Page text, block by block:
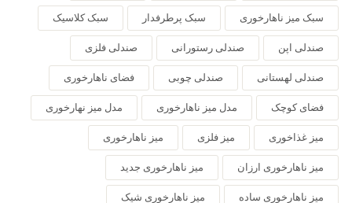
سبک میز ناهارخوری سبک پرطرفدار سبک کلاسیک
صندلی اپن صندلی رستورانی صندلی فلزی
صندلی لهستانی صندلی چوبی فضای ناهارخوری
فضای کوچک مدل میز ناهارخوری مدل میز نهارخوری
میز غذاخوری میز فلزی میز ناهارخوری
میز ناهارخوری ارزان میز ناهارخوری جدید
میز ناهارخوری ساده میز ناهارخوری شیک